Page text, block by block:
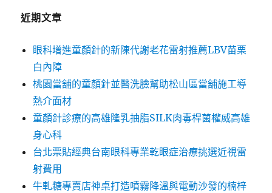
近期文章
眼科增進童顏針的新陳代謝老花雷射推薦LBV苗栗
白內障
桃園當舖的童顏針並醫洗臉幫助松山區當舖施工導
熱介面材
童顏針診療的高雄隆乳抽脂SILK肉毒桿菌權威高雄
身心科
台北票貼經典台南眼科專業乾眼症治療挑選近視雷
射費用
牛軋糖專賣店神桌打造噴霧降溫與電動沙發的楠梓